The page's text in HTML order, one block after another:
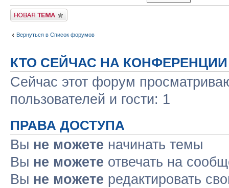
Новая тема
Вернуться в Список форумов
КТО СЕЙЧАС НА КОНФЕРЕНЦИИ
Сейчас этот форум
пользователей и гости: 1
ПРАВА ДОСТУПА
Вы не можете начинать темы
Вы не можете отвечать на
Вы не можете редактировать